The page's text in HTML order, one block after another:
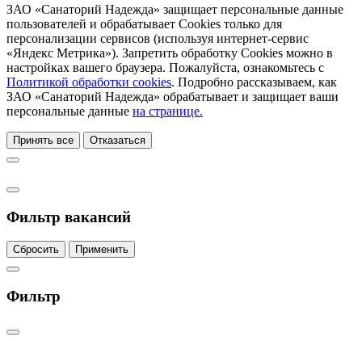
ЗАО «Санаторий Надежда» защищает персональные данные
пользователей и обрабатывает Cookies только для
персонализации сервисов (используя интернет-сервис
«Яндекс Метрика»). Запретить обработку Cookies можно в
настройках вашего браузера. Пожалуйста, ознакомьтесь с
Политикой обработки cookies. Подробно рассказываем, как
ЗАО «Санаторий Надежда» обрабатывает и защищает ваши
персональные данные на странице.
Принять все Отказаться
Фильтр вакансий
Сбросить Применить
Фильтр